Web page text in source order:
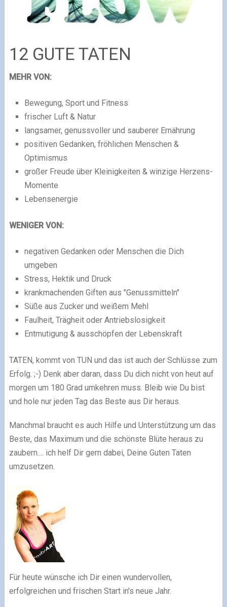
12 GUTE TATEN
MEHR VON:
Bewegung, Sport und Fitness
frischer Luft & Natur
langsamer, genussvoller und sauberer Ernährung
positiven Gedanken, fröhlichen Menschen &
Optimismus
großer Freude über Kleinigkeiten & winzige Herzens-
Momente
Lebensenergie
WENIGER VON:
negativen Gedanken oder Menschen die Dich
umgeben
Stress, Hektik und Druck
krankmachenden Giften aus "Genussmitteln"
Süße aus Zucker und weißem Mehl
Faulheit, Trägheit oder Antriebslosigkeit
Entmutigung & ausschöpfen der Lebenskraft
TATEN, kommt von TUN und das ist auch der Schlüsse zum
Erfolg. ;-) Denk aber daran, dass Du dich nicht von heut auf
morgen um 180 Grad umkehren muss. Bleib wie Du bist
und hole nur jeden Tag das Beste aus Dir heraus.
Manchmal braucht es auch Hilfe und Unterstützung um das
Beste, das Maximum und die schönste Blüte heraus zu
zaubern.... ich helf Dir gern dabei, Deine Guten Taten
umzusetzen.
Für heute wünsche ich Dir einen wundervollen,
erfolgreichen und frischen Start in's neue Jahr.